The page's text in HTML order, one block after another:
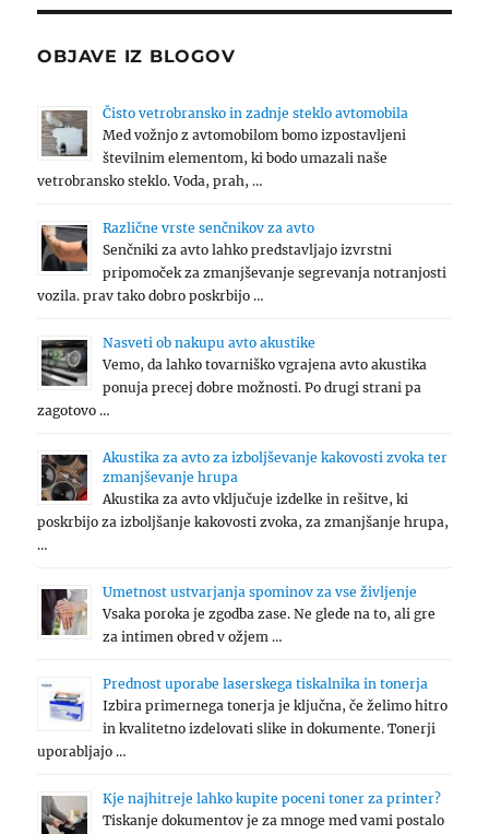
OBJAVE IZ BLOGOV
Čisto vetrobransko in zadnje steklo avtomobila
Med vožnjo z avtomobilom bomo izpostavljeni
številnim elementom, ki bodo umazali naše
vetrobransko steklo. Voda, prah, …
Različne vrste senčnikov za avto
Senčniki za avto lahko predstavljajo izvrstni
pripomoček za zmanjševanje segrevanja notranjosti
vozila. prav tako dobro poskrbijo …
Nasveti ob nakupu avto akustike
Vemo, da lahko tovarniško vgrajena avto akustika
ponuja precej dobre možnosti. Po drugi strani pa
zagotovo …
Akustika za avto za izboljševanje kakovosti zvoka ter
zmanjševanje hrupa
Akustika za avto vključuje izdelke in rešitve, ki
poskrbijo za izboljšanje kakovosti zvoka, za zmanjšanje hrupa,
…
Umetnost ustvarjanja spominov za vse življenje
Vsaka poroka je zgodba zase. Ne glede na to, ali gre
za intimen obred v ožjem …
Prednost uporabe laserskega tiskalnika in tonerja
Izbira primernega tonerja je ključna, če želimo hitro
in kvalitetno izdelovati slike in dokumente. Tonerji
uporabljajo …
Kje najhitreje lahko kupite poceni toner za printer?
Tiskanje dokumentov je za mnoge med vami postalo